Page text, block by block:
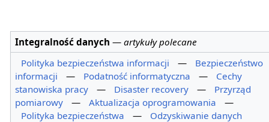
Integralność danych —artykuły polecane
Polityka bezpieczeństwa informacji
—
Bezpieczeństwo
informacji
— Podatność informatyczna —
Cechy
stanowiska pracy
— Disaster recovery —
Przyrząd
pomiarowy
— Aktualizacja oprogramowania
—
Polityka bezpieczeństwa
— Odzyskiwanie danych